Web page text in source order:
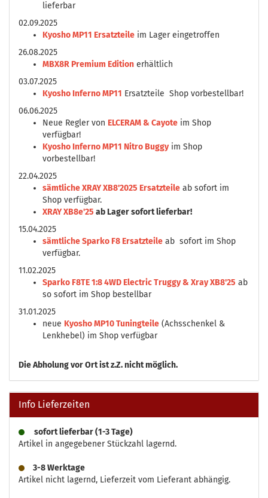
lieferbar
02.09.2025
Kyosho MP11 Ersatzteile im Lager eingetroffen
26.08.2025
MBX8R Premium Edition erhältlich
03.07.2025
Kyosho Inferno MP11 Ersatzteile Shop vorbestellbar!
06.06.2025
Neue Regler von ELCERAM & Cayote im Shop
verfügbar!
Kyosho Inferno MP11 Nitro Buggyim Shop
vorbestellbar!
22.04.2025
sämtliche XRAY XB8'2025 Ersatzteile ab sofort im
Shop verfügbar.
XRAY XB8e'25 ab Lager sofort lieferbar!
15.04.2025
sämtliche Sparko F8 Ersatzteile ab sofort im Shop
verfügbar.
11.02.2025
Sparko F8TE 1:8 4WD Electric Truggy & Xray XB8'25 ab
so sofort im Shop bestellbar
31.01.2025
neue Kyosho MP10 Tuningteile (Achsschenkel &
Lenkhebel) im Shop verfügbar
DieAbholung vor Ort ist z.Z. nicht möglich.
Info Lieferzeiten
sofort lieferbar (1-3 Tage)
Artikel in angegebener Stückzahl lagernd.
3-8 Werktage
Artikel nicht lagernd, Lieferzeit vom Lieferant abhängig.